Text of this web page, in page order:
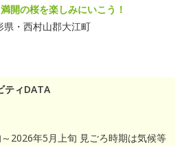
開の桜を楽しみにいこう！
県・西村山郡大江町
ティDATA
2026年5月上旬 見ごろ時期は気候等